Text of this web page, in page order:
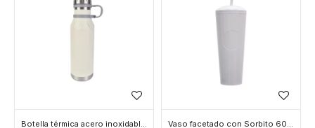
Botella térmica acero inoxidable 600ml diseño minimalista - Blanco Vaso facetado con Sorbito 600ml - Blanco